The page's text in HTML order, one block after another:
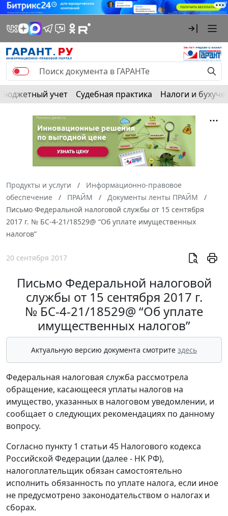
Бюджетный учет Судебная практика Налоги и
Продукты и услуги
Информационно-правовое
обеспечение
ПРАЙМ
Документы ленты ПРАЙМ
Письмо Федеральной налоговой службы от 15 сентября
2017 г. № БС-4-21/18529@ “Об уплате имущественных
налогов”
20 сентября 2017
Письмо Федеральной налоговой
службы от 15 сентября 2017 г.
№ БС-4-21/18529@ “Об уплате
имущественных налогов”
Актуальную версию документа смотрите здесь
Федеральная налоговая служба рассмотрела
обращение, касающееся уплаты налогов на
имущество, указанных в налоговом уведомлении, и
сообщает о следующих рекомендациях по данному
вопросу.
Согласно пункту 1 статьи 45 Налогового кодекса
Российской Федерации (далее - НК РФ),
налогоплательщик обязан самостоятельно
исполнить обязанность по уплате налога, если иное
не предусмотрено законодательством о налогах и
сборах.